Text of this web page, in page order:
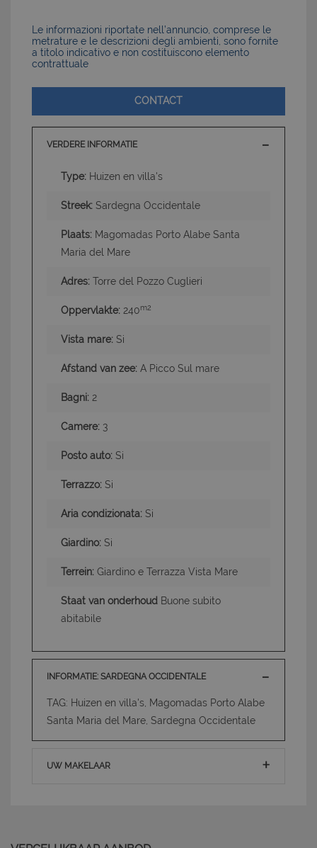
Le informazioni riportate nell’annuncio, comprese le
metrature e le descrizioni degli ambienti, sono fornite
a titolo indicativo e non costituiscono elemento
contrattuale
CONTACT
VERDERE INFORMATIE
Type: Huizen en villa's
Streek: Sardegna Occidentale
Plaats: Magomadas Porto Alabe Santa
Maria del Mare
Adres: Torre del Pozzo Cuglieri
Oppervlakte: 240m2
Vista mare: Si
Afstand van zee: A Picco Sul mare
Bagni: 2
Camere: 3
Posto auto: Si
Terrazzo: Si
Aria condizionata: Si
Giardino: Si
Terrein: Giardino e Terrazza Vista Mare
Staat van onderhoud Buone subito
abitabile
INFORMATIE: SARDEGNA OCCIDENTALE
TAG: Huizen en villa's, Magomadas Porto Alabe
Santa Maria del Mare, Sardegna Occidentale
UW MAKELAAR